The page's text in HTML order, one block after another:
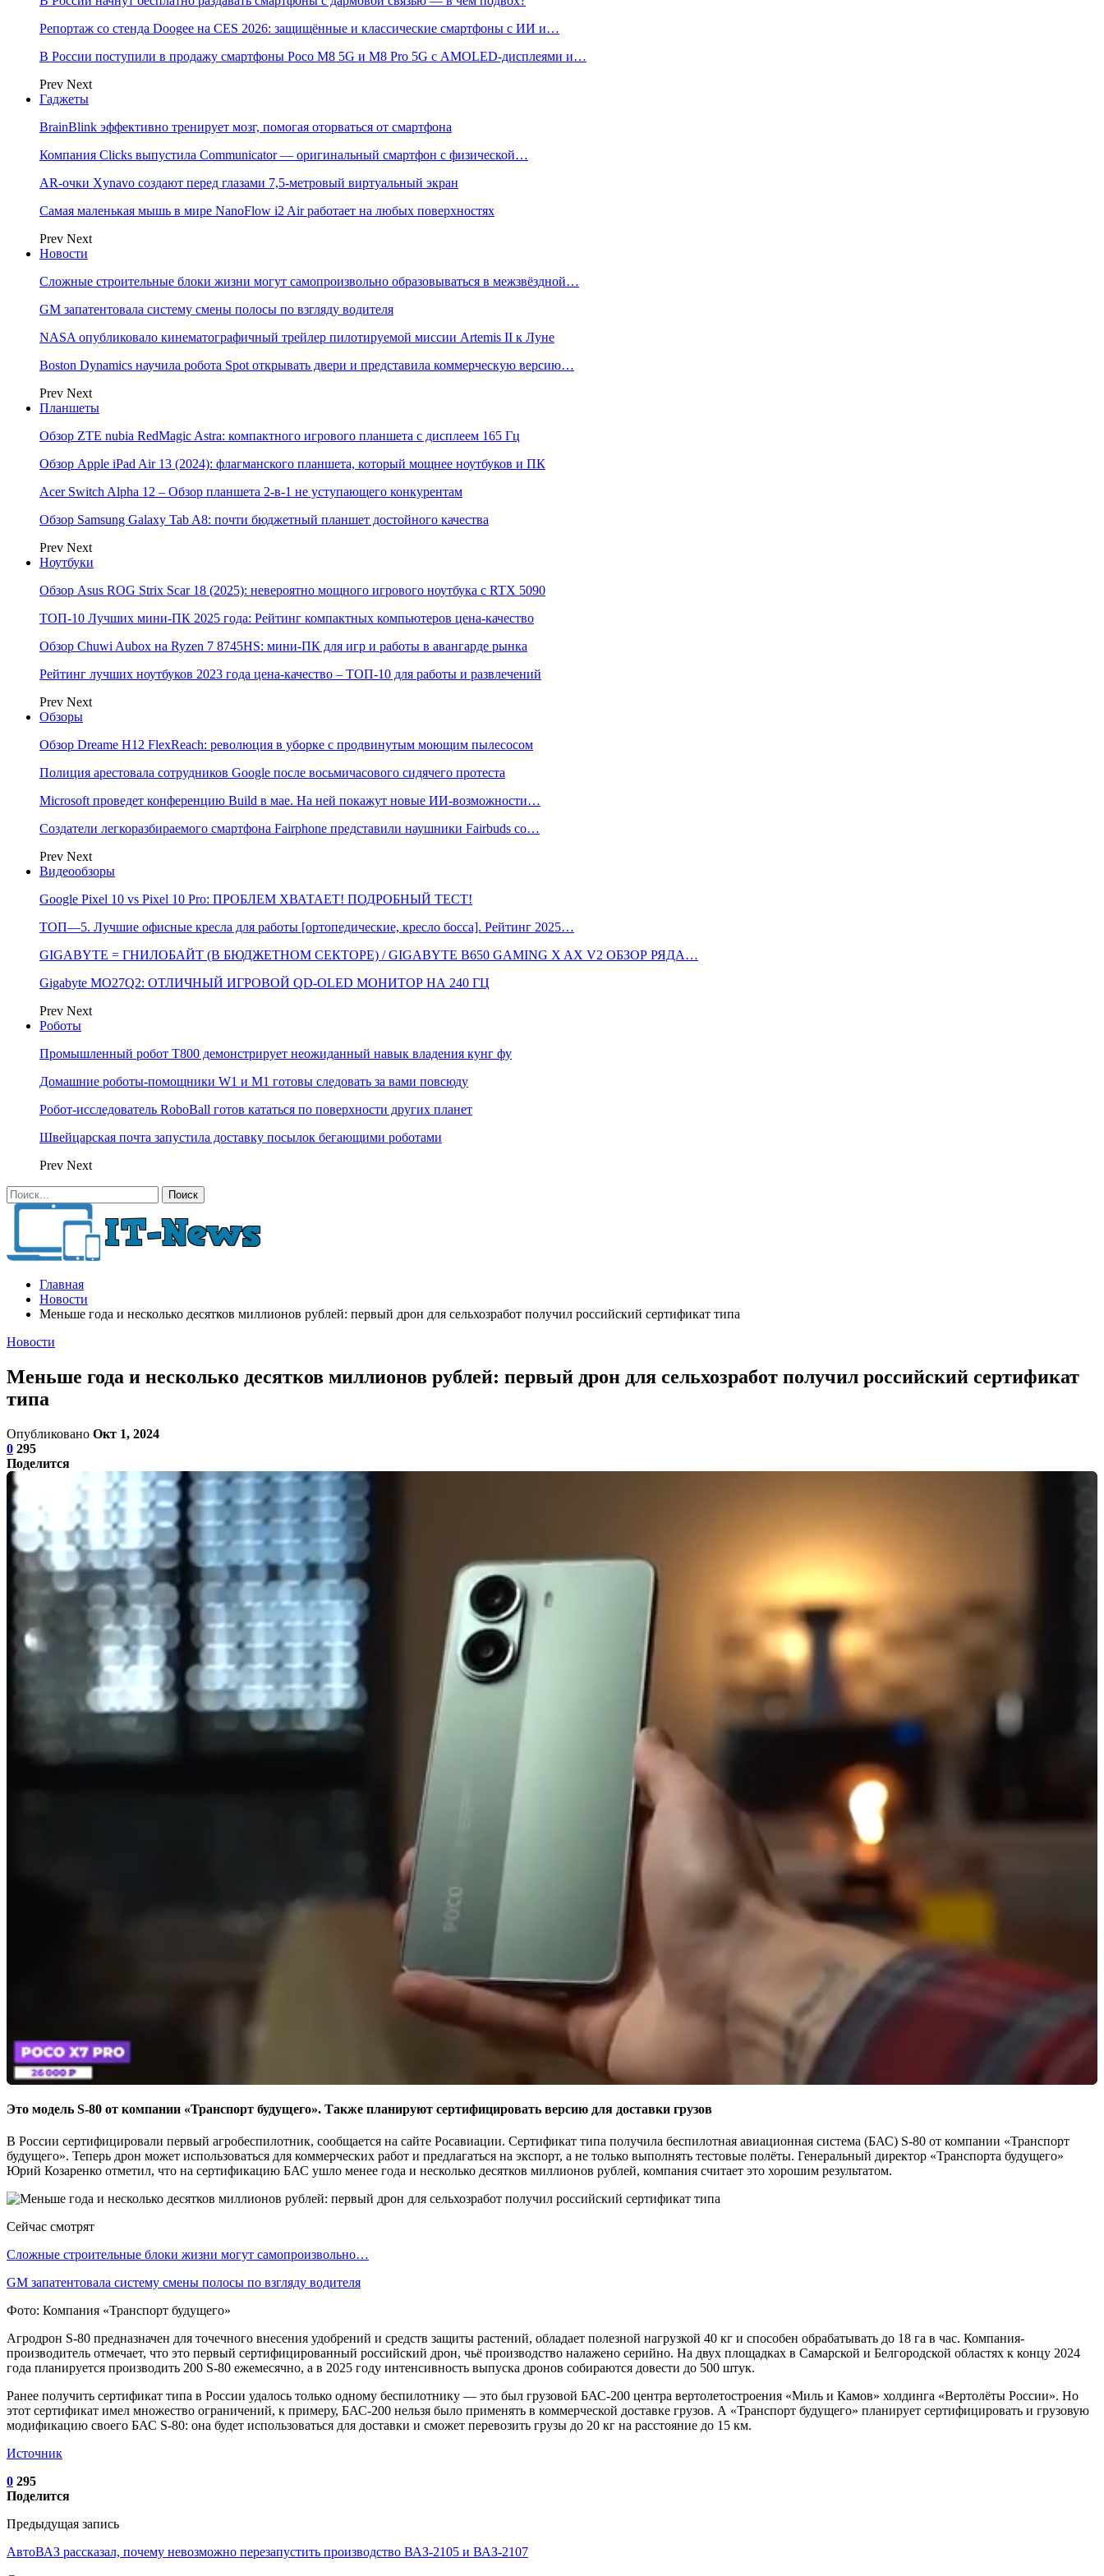
Репортаж со стенда Doogee на CES 2026: защищённые и классические смартфоны с ИИ и…
В России поступили в продажу смартфоны Poco M8 5G и M8 Pro 5G с AMOLED-дисплеями и…
Prev Next
Гаджеты
BrainBlink эффективно тренирует мозг, помогая оторваться от смартфона
Компания Clicks выпустила Communicator — оригинальный смартфон с физической…
AR-очки Xynavo создают перед глазами 7,5-метровый виртуальный экран
Самая маленькая мышь в мире NanoFlow i2 Air работает на любых поверхностях
Prev Next
Новости
Сложные строительные блоки жизни могут самопроизвольно образовываться в межзвёздной…
GM запатентовала систему смены полосы по взгляду водителя
NASA опубликовало кинематографичный трейлер пилотируемой миссии Artemis II к Луне
Boston Dynamics научила робота Spot открывать двери и представила коммерческую версию…
Prev Next
Планшеты
Обзор ZTE nubia RedMagic Astra: компактного игрового планшета с дисплеем 165 Гц
Обзор Apple iPad Air 13 (2024): флагманского планшета, который мощнее ноутбуков и ПК
Acer Switch Alpha 12 – Обзор планшета 2-в-1 не уступающего конкурентам
Обзор Samsung Galaxy Tab A8: почти бюджетный планшет достойного качества
Prev Next
Ноутбуки
Обзор Asus ROG Strix Scar 18 (2025): невероятно мощного игрового ноутбука с RTX 5090
ТОП-10 Лучших мини-ПК 2025 года: Рейтинг компактных компьютеров цена-качество
Обзор Chuwi Aubox на Ryzen 7 8745HS: мини-ПК для игр и работы в авангарде рынка
Рейтинг лучших ноутбуков 2023 года цена-качество – ТОП-10 для работы и развлечений
Prev Next
Обзоры
Обзор Dreame H12 FlexReach: революция в уборке с продвинутым моющим пылесосом
Полиция арестовала сотрудников Google после восьмичасового сидячего протеста
Microsoft проведет конференцию Build в мае. На ней покажут новые ИИ-возможности…
Создатели легкоразбираемого смартфона Fairphone представили наушники Fairbuds со…
Prev Next
Видеообзоры
Google Pixel 10 vs Pixel 10 Pro: ПРОБЛЕМ ХВАТАЕТ! ПОДРОБНЫЙ ТЕСТ!
ТОП—5. Лучшие офисные кресла для работы [ортопедические, кресло босса]. Рейтинг 2025…
GIGABYTE = ГНИЛОБАЙТ (В БЮДЖЕТНОМ СЕКТОРЕ) / GIGABYTE B650 GAMING X AX V2 ОБЗОР РЯДА…
Gigabyte MO27Q2: ОТЛИЧНЫЙ ИГРОВОЙ QD-OLED МОНИТОР НА 240 ГЦ
Prev Next
Роботы
Промышленный робот Т800 демонстрирует неожиданный навык владения кунг фу
Домашние роботы-помощники W1 и M1 готовы следовать за вами повсюду
Робот-исследователь RoboBall готов кататься по поверхности других планет
Швейцарская почта запустила доставку посылок бегающими роботами
Prev Next
Главная
Новости
Меньше года и несколько десятков миллионов рублей: первый дрон для сельхозработ получил российский сертификат типа
Новости
Меньше года и несколько десятков миллионов рублей: первый дрон для сельхозработ получил российский сертификат
типа
Опубликовано Окт 1, 2024
0 295
Поделится
Это модель S-80 от компании «Транспорт будущего». Также планируют сертифицировать версию для доставки грузов
В России сертифицировали первый агробеспилотник, сообщается на сайте Росавиации. Сертификат типа получила беспилотная авиационная система (БАС) S-80 от компании «Транспорт
будущего». Теперь дрон может использоваться для коммерческих работ и предлагаться на экспорт, а не только выполнять тестовые полёты. Генеральный директор «Транспорта будущего»
Юрий Козаренко отметил, что на сертификацию БАС ушло менее года и несколько десятков миллионов рублей, компания считает это хорошим результатом.
Сейчас смотрят
Сложные строительные блоки жизни могут самопроизвольно…
GM запатентовала систему смены полосы по взгляду водителя
Фото: Компания «Транспорт будущего»
Агродрон S-80 предназначен для точечного внесения удобрений и средств защиты растений, обладает полезной нагрузкой 40 кг и способен обрабатывать до 18 га в час. Компания-
производитель отмечает, что это первый сертифицированный российский дрон, чьё производство налажено серийно. На двух площадках в Самарской и Белгородской областях к концу 2024
года планируется производить 200 S-80 ежемесячно, а в 2025 году интенсивность выпуска дронов собираются довести до 500 штук.
Ранее получить сертификат типа в России удалось только одному беспилотнику — это был грузовой БАС-200 центра вертолетостроения «Миль и Камов» холдинга «Вертолёты России». Но
этот сертификат имел множество ограничений, к примеру, БАС-200 нельзя было применять в коммерческой доставке грузов. А «Транспорт будущего» планирует сертифицировать и грузовую
модификацию своего БАС S-80: она будет использоваться для доставки и сможет перевозить грузы до 20 кг на расстояние до 15 км.
Источник
0 295
Поделится
Предыдущая запись
АвтоВАЗ рассказал, почему невозможно перезапустить производство ВАЗ-2105 и ВАЗ-2107